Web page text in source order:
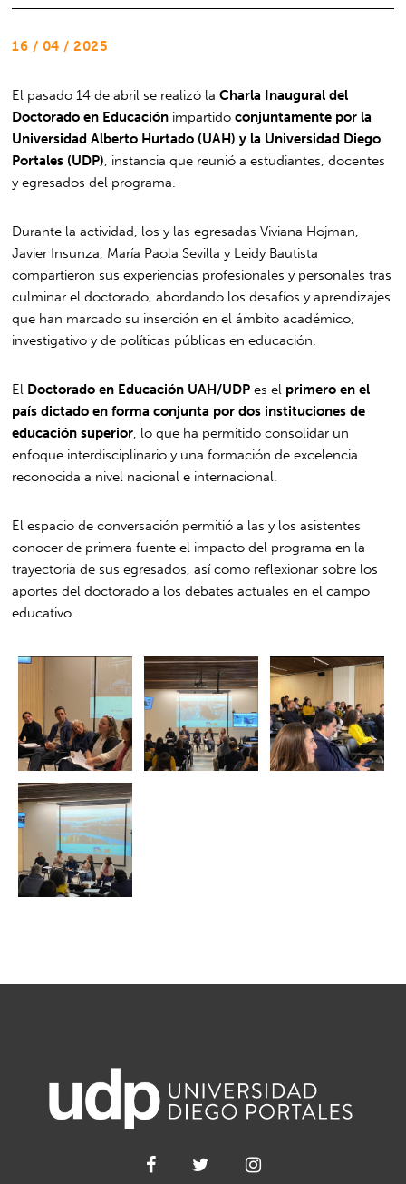
16 / 04 / 2025
El pasado 14 de abril se realizó laCharla Inaugural del
Doctorado en Educación impartidoconjuntamente por la
Universidad Alberto Hurtado (UAH) y la Universidad Diego
Portales (UDP) , instancia que reunió a estudiantes, docentes
y egresados del programa.
Durante la actividad, los y las egresadas Viviana Hojman,
Javier Insunza, María Paola Sevilla y Leidy Bautista
compartieron sus experiencias profesionales y personales tras
culminar el doctorado, abordando los desafíos y aprendizajes
que han marcado su inserción en el ámbito académico,
investigativo y de políticas públicas en educación.
El Doctorado en Educación UAH/UDP es el primero en el
país dictado en forma conjunta por dos instituciones de
educación superior , lo que ha permitido consolidar un
enfoque interdisciplinario y una formación de excelencia
reconocida a nivel nacional e internacional.
El espacio de conversación permitió a las y los asistentes
conocer de primera fuente el impacto del programa en la
trayectoria de sus egresados, así como reflexionar sobre los
aportes del doctorado a los debates actuales en el campo
educativo.